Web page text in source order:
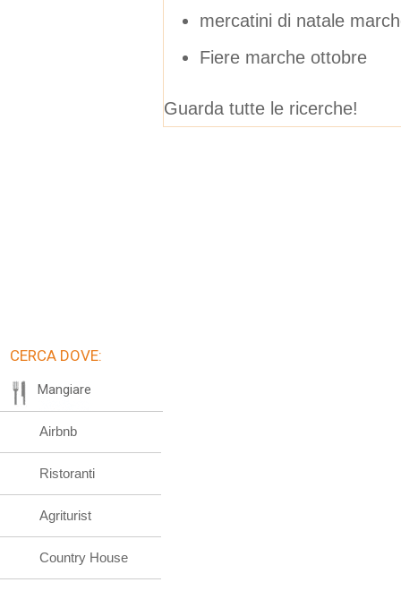
mercatini di natale
Fiere marche ottobre
Guarda tutte le ricerche!
CERCA DOVE:
Mangiare
Airbnb
Ristoranti
Agriturist
Country House